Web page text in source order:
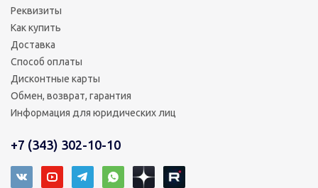
Реквизиты
Как купить
Доставка
Способ оплаты
Дисконтные карты
Обмен, возврат, гарантия
Информация для юридических лиц
+7 (343) 302-10-10